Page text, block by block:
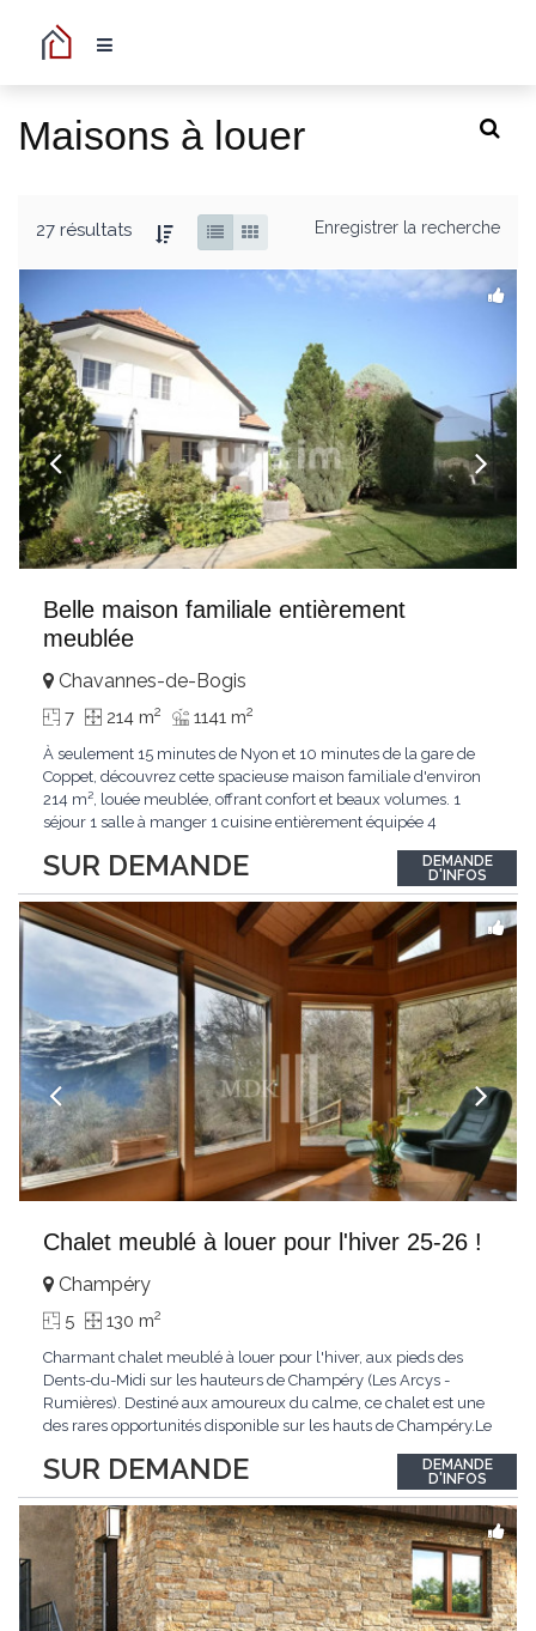
Maisons à louer
27 résultats Enregistrer la recherche
Belle maison familiale entièrement
meublée
SUR DEMANDE
Chavannes-de-Bogis
7 214 m2 1141 m2
À seulement 15 minutes de Nyon et 10 minutes de la gare de
Coppet, découvrez cette spacieuse maison familiale d'environ
214 m², louée meublée, offrant confort et beaux volumes. 1
séjour 1 salle à manger 1 cuisine entièrement équipée 4
à vin 1 véranda 1 dressing 1 balcon 2 garages 1 terrain de 1'141
m² 1 jacuzzi...
DEMANDE
D'INFOS
Chalet meublé à louer pour l'hiver 25-26 !
SUR DEMANDE
Champéry
5 130 m2
Charmant chalet meublé à louer pour l'hiver, aux pieds des
Dents-du-Midi sur les hauteurs de Champéry (Les Arcys -
Rumières). Destiné aux amoureux du calme, ce chalet est une
des rares opportunités disponible sur les hauts de Champéry.Le
chalet ravira les familles jusqu'à 6 personnes à la recherche de
tranquillité et de dépaysement....
DEMANDE
D'INFOS